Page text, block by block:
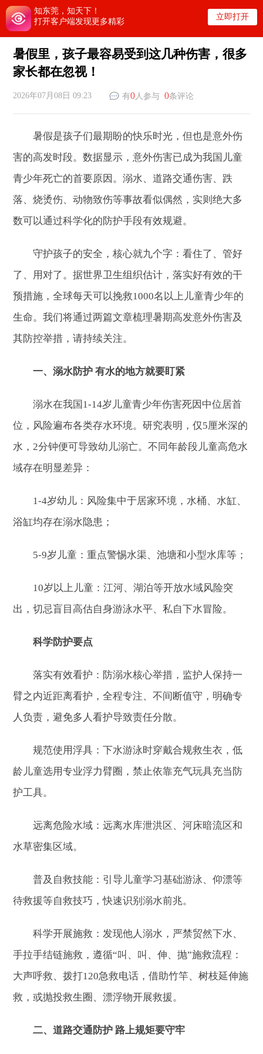
知东莞，知天下！
打开客户端发现更多精彩
立即打开
暑假里，孩子最容易受到这几种伤害，很多
家长都在忽视！
2026年07月08日 09:23 有0人参与0条评论
暑假是孩子们最期盼的快乐时光，但也是意外伤
害的高发时段。数据显示，意外伤害已成为我国儿童
青少年死亡的首要原因。溺水、道路交通伤害、跌
落、烧烫伤、动物致伤等事故看似偶然，实则绝大多
数可以通过科学化的防护手段有效规避。
守护孩子的安全，核心就九个字：看住了、管好
了、用对了。据世界卫生组织估计，落实好有效的干
预措施，全球每天可以挽救1000名以上儿童青少年的
生命。我们将通过两篇文章梳理暑期高发意外伤害及
其防控举措，请持续关注。
一、溺水防护 有水的地方就要盯紧
溺水在我国1-14岁儿童青少年伤害死因中位居首
位，风险遍布各类存水环境。研究表明，仅5厘米深的
水，2分钟便可导致幼儿溺亡。不同年龄段儿童高危水
域存在明显差异：
1-4岁幼儿：风险集中于居家环境，水桶、水缸、
浴缸均存在溺水隐患；
5-9岁儿童：重点警惕水渠、池塘和小型水库等；
10岁以上儿童：江河、湖泊等开放水域风险突
出，切忌盲目高估自身游泳水平、私自下水冒险。
科学防护要点
落实有效看护：防溺水核心举措，监护人保持一
臂之内近距离看护，全程专注、不间断值守，明确专
人负责，避免多人看护导致责任分散。
规范使用浮具：下水游泳时穿戴合规救生衣，低
龄儿童选用专业浮力臂圈，禁止依靠充气玩具充当防
护工具。
远离危险水域：远离水库泄洪区、河床暗流区和
水草密集区域。
普及自救技能：引导儿童学习基础游泳、仰漂等
待救援等自救技巧，快速识别溺水前兆。
科学开展施救：发现他人溺水，严禁贸然下水、
手拉手结链施救，遵循“叫、叫、伸、抛”施救流程：
大声呼救、拨打120急救电话，借助竹竿、树枝延伸施
救，或抛投救生圈、漂浮物开展救援。
二、道路交通防护 路上规矩要守牢